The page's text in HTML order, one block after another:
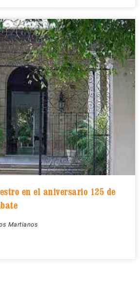
en el aniversario 125 de
Martianos